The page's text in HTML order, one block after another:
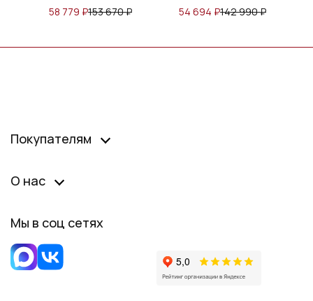
58 779 ₽153 670₽
54 694 ₽142 990₽
Покупателям
О нас
Мы в соц сетях